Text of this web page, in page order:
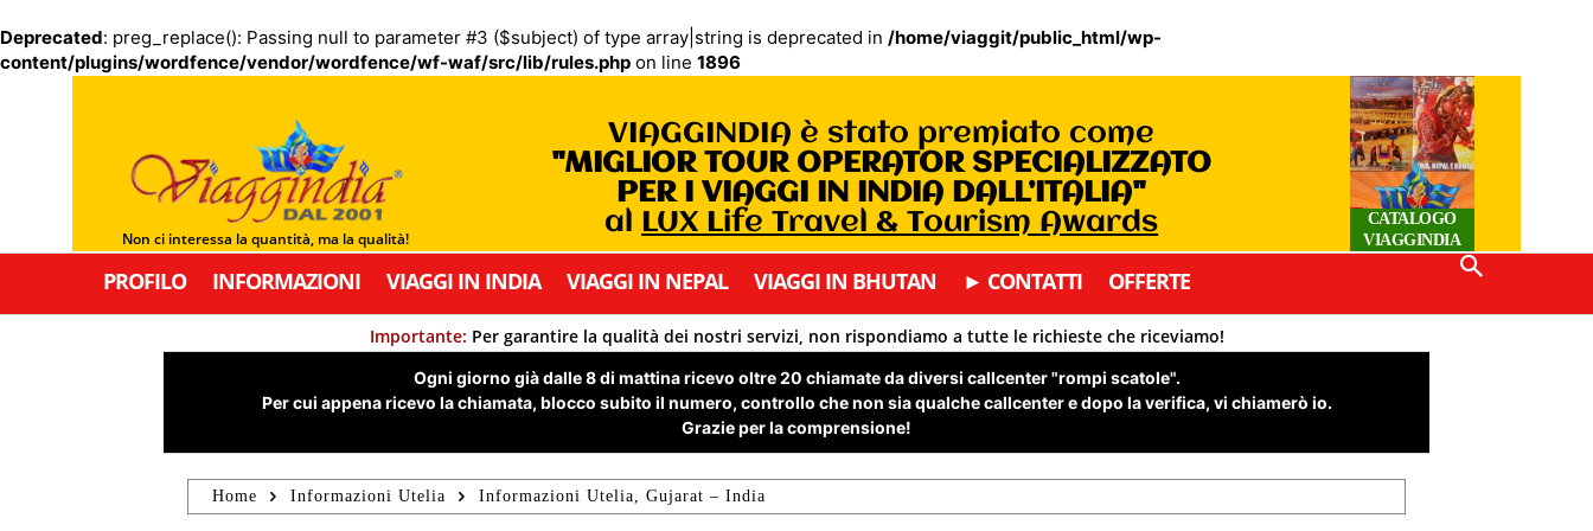
Deprecated: preg_replace(): Passing null to parameter #3 ($subject) of type array|string is deprecated in /home/viaggit/public_html/wp-
content/plugins/wordfence/vendor/wordfence/wf-waf/src/lib/rules.php on line 1896
Non ci interessa la quantità, ma la qualità!
VIAGGINDIA è stato premiato come
"MIGLIOR TOUR OPERATOR SPECIALIZZATO
PER I VIAGGI IN INDIA DALL’ITALIA"
al LUX Life Travel & Tourism Awards
CATALOGO
VIAGGINDIA
PROFILO INFORMAZIONI VIAGGI IN INDIA VIAGGI IN NEPAL VIAGGI IN BHUTAN ► CONTATTI OFFERTE
Importante: Per garantire la qualità dei nostri servizi, non rispondiamo a tutte le richieste che riceviamo!
Ogni giorno già dalle 8 di mattina ricevo oltre 20 chiamate da diversi callcenter "rompi scatole".
Per cui appena ricevo la chiamata, blocco subito il numero, controllo che non sia qualche callcenter e dopo la verifica, vi chiamerò io.
Grazie per la comprensione!
Home Informazioni Utelia Informazioni Utelia, Gujarat – India